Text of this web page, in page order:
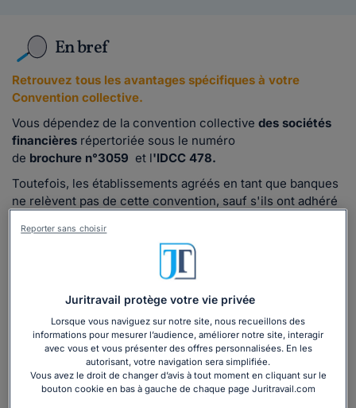
En bref
Retrouvez tous les avantages spécifiques à votre
Convention collective.
Vous dépendez de la convention collective des sociétés
financières répertoriée sous le numéro
de brochure n°3059 et l'IDCC 478.
Toutefois, les établissements agréés en tant que banques
ne relèvent pas de cette convention, sauf s'ils ont adhéré
Vous trouverez ici les règles principales pour les salariés
dans la convention collective nationale des
sociétés financières et découvrirez si des dispositions
plus favorables au code du travail ont été prévues pour
La convention aborde divers sujets tels que :
période d'essai;
lesgrilles de salaires;
indemnités de licenciemen
t ;
Juritravail protège votre vie privée
Lorsque vous naviguez sur notre site, nous recueillons des
informations pour mesurer l’audience, améliorer notre site, interagir
avec vous et vous présenter des offres personnalisées. En les
autorisant, votre navigation sera simplifiée.
Vous avez le droit de changer d’avis à tout moment en cliquant sur le
bouton cookie en bas à gauche de chaque page Juritravail.com
Reporter sans choisir